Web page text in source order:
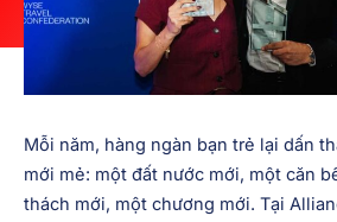
Mỗi năm, hàng ngàn bạn trẻ lại dấn
mới mẻ: một đất nước mới, một căn
thách mới, một chương mới. Tại